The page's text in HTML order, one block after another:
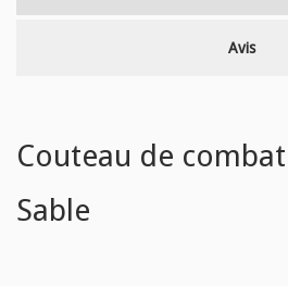
Avis
Couteau de
Sable